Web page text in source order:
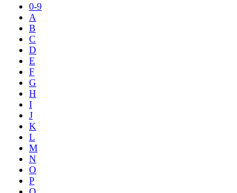
0-9
A
B
C
D
E
F
G
H
I
J
K
L
M
N
O
P